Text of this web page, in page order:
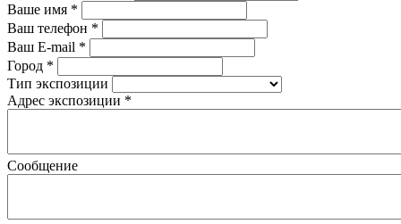
Ваше имя *
Ваш телефон *
Ваш E-mail *
Город *
Тип экспозиции
Адрес экспозиции *
Сообщение